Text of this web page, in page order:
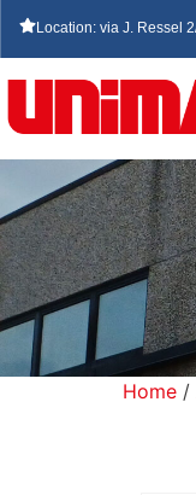
Location: via J. Ressel
Home /